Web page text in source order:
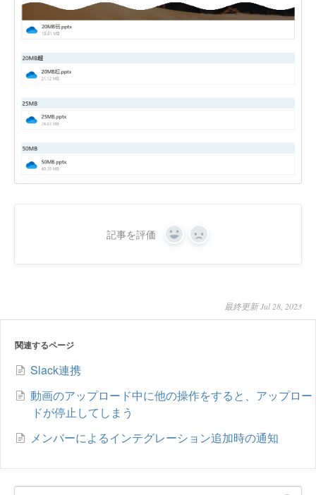
記事を評価 Yes No
最終更新 Jul 28, 2023
関連するページ
Slack連携
動画のアップロード中に他の操作をすると、アップロー
ドが停止してしまう
メンバーによるインテグレーション追加時の通知